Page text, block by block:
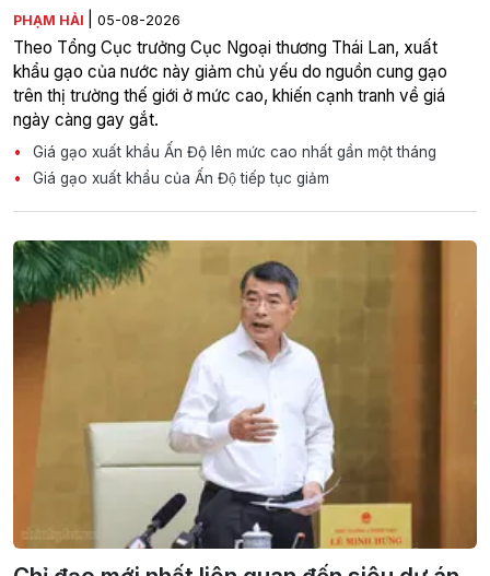
PHẠM HẢI 05-08-2026
Theo Tổng Cục trưởng Cục Ngoại thương Thái Lan, xuất
khẩu gạo của nước này giảm chủ yếu do nguồn cung gạo
trên thị trường thế giới ở mức cao, khiến cạnh tranh về giá
ngày càng gay gắt.
Giá gạo xuất khẩu Ấn Độ lên mức cao nhất gần một tháng
Giá gạo xuất khẩu của Ấn Độ tiếp tục giảm